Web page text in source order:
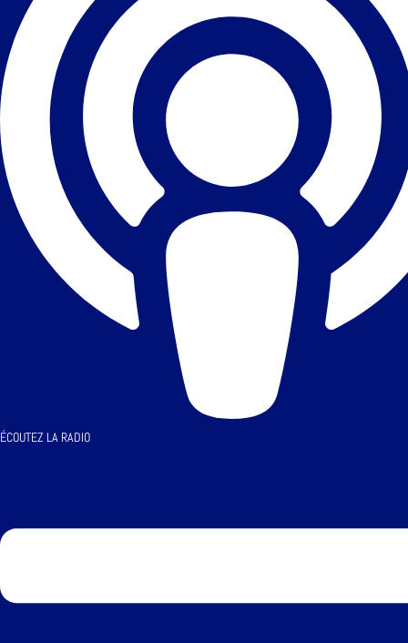
ÉCOUTEZ LA RADIO